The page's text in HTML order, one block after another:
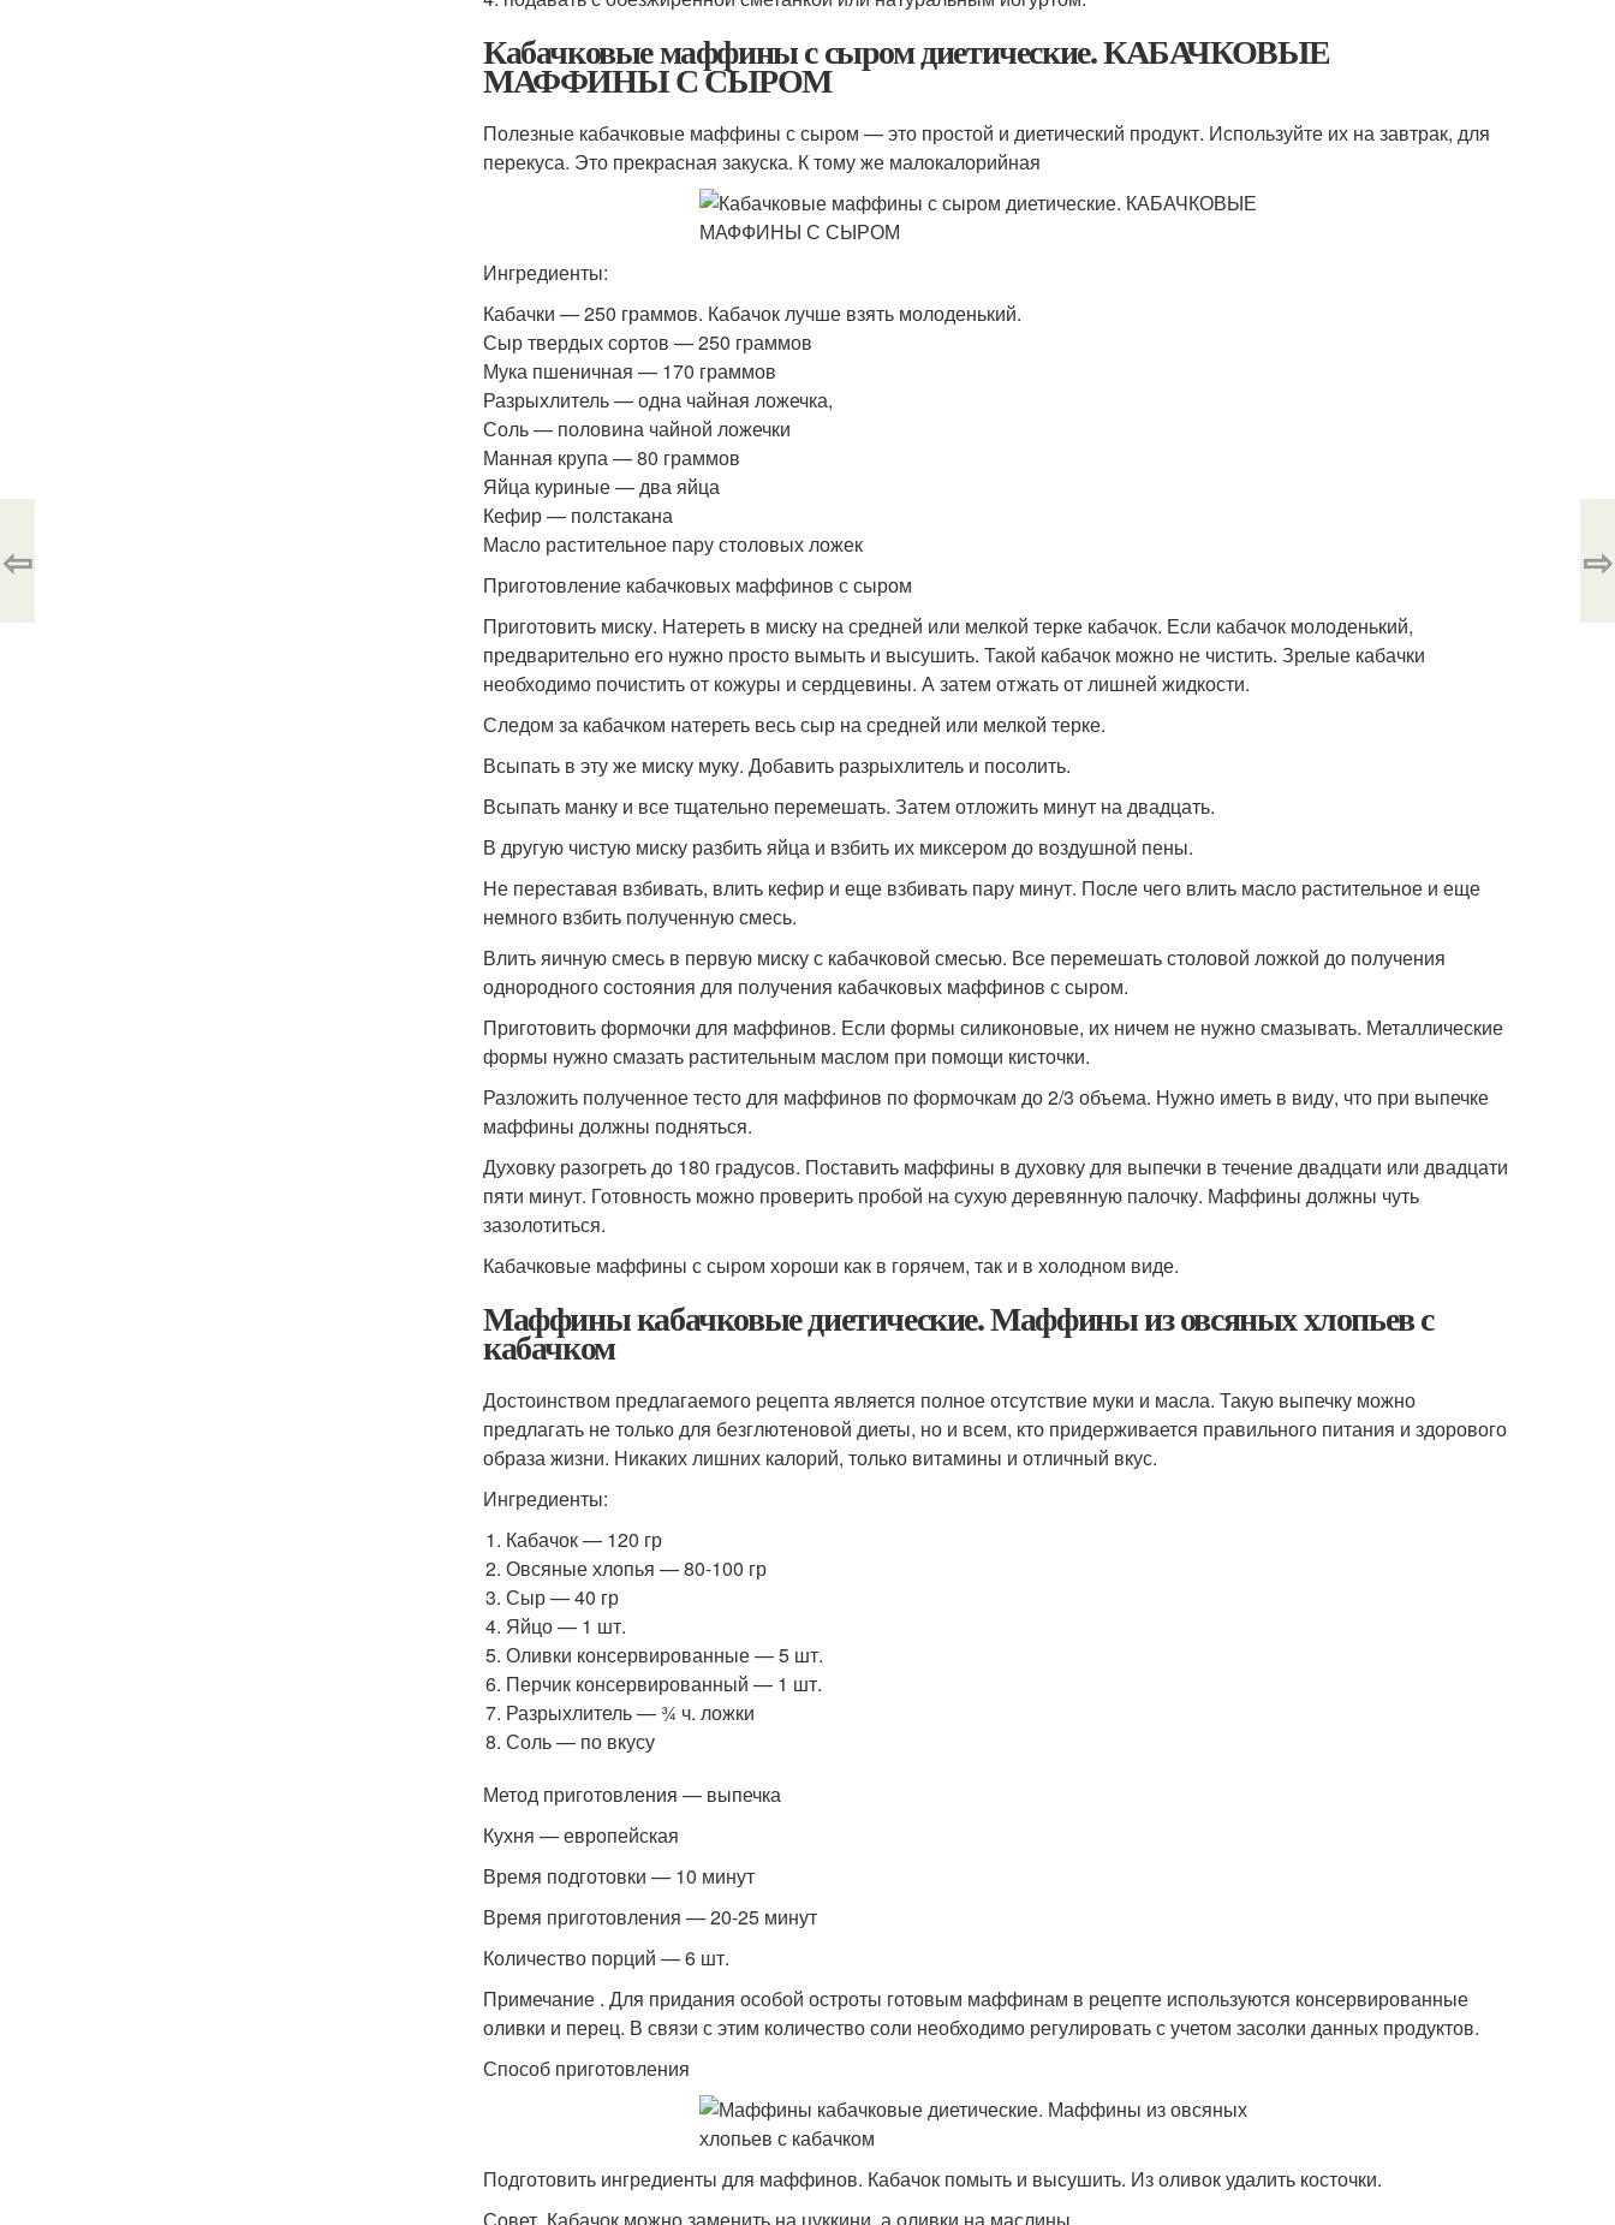
Кабачковые маффины с сыром диетические. КАБАЧКОВЫЕ
МАФФИНЫ С СЫРОМ
Полезные кабачковые маффины с сыром — это простой и диетический продукт. Используйте их на завтрак, для
перекуса. Это прекрасная закуска. К тому же малокалорийная
Ингредиенты:
Кабачки — 250 граммов. Кабачок лучше взять молоденький.
Сыр твердых сортов — 250 граммов
Мука пшеничная — 170 граммов
Разрыхлитель — одна чайная ложечка,
Соль — половина чайной ложечки
Манная крупа — 80 граммов
Яйца куриные — два яйца
Кефир — полстакана
Масло растительное пару столовых ложек
Приготовление кабачковых маффинов с сыром
Приготовить миску. Натереть в миску на средней или мелкой терке кабачок. Если кабачок молоденький,
предварительно его нужно просто вымыть и высушить. Такой кабачок можно не чистить. Зрелые кабачки
необходимо почистить от кожуры и сердцевины. А затем отжать от лишней жидкости.
Следом за кабачком натереть весь сыр на средней или мелкой терке.
Всыпать в эту же миску муку. Добавить разрыхлитель и посолить.
Всыпать манку и все тщательно перемешать. Затем отложить минут на двадцать.
В другую чистую миску разбить яйца и взбить их миксером до воздушной пены.
Не переставая взбивать, влить кефир и еще взбивать пару минут. После чего влить масло растительное и еще
немного взбить полученную смесь.
Влить яичную смесь в первую миску с кабачковой смесью. Все перемешать столовой ложкой до получения
однородного состояния для получения кабачковых маффинов с сыром.
Приготовить формочки для маффинов. Если формы силиконовые, их ничем не нужно смазывать. Металлические
формы нужно смазать растительным маслом при помощи кисточки.
Разложить полученное тесто для маффинов по формочкам до 2/3 объема. Нужно иметь в виду, что при выпечке
маффины должны подняться.
Духовку разогреть до 180 градусов. Поставить маффины в духовку для выпечки в течение двадцати или двадцати
пяти минут. Готовность можно проверить пробой на сухую деревянную палочку. Маффины должны чуть
зазолотиться.
Кабачковые маффины с сыром хороши как в горячем, так и в холодном виде.
Маффины кабачковые диетические. Маффины из овсяных хлопьев с
кабачком
Достоинством предлагаемого рецепта является полное отсутствие муки и масла. Такую выпечку можно
предлагать не только для безглютеновой диеты, но и всем, кто придерживается правильного питания и здорового
образа жизни. Никаких лишних калорий, только витамины и отличный вкус.
Ингредиенты:
Кабачок — 120 гр
Овсяные хлопья — 80-100 гр
Сыр — 40 гр
Яйцо — 1 шт.
Оливки консервированные — 5 шт.
Перчик консервированный — 1 шт.
Разрыхлитель — ¾ ч. ложки
Соль — по вкусу
Метод приготовления — выпечка
Кухня — европейская
Время подготовки — 10 минут
Время приготовления — 20-25 минут
Количество порций — 6 шт.
Примечание . Для придания особой остроты готовым маффинам в рецепте используются консервированные
оливки и перец. В связи с этим количество соли необходимо регулировать с учетом засолки данных продуктов.
Способ приготовления
Подготовить ингредиенты для маффинов. Кабачок помыть и высушить. Из оливок удалить косточки.
⇦ ⇨